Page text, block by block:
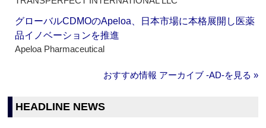
グローバルCDMOのApeloa、日本市場に本格展開し医薬
品イノベーションを推進
Apeloa Pharmaceutical
おすすめ情報 アーカイブ ‐AD‐を見る »
HEADLINE NEWS